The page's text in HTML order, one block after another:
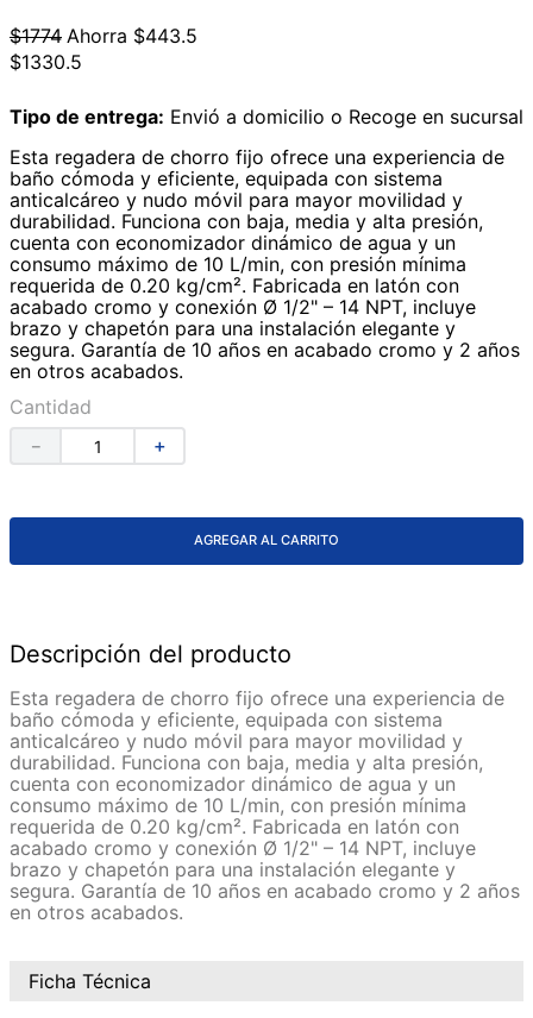
$1774 Ahorra $443.5
$1330.5
Tipo de entrega: Envió a domicilio o Recoge en sucursal
Esta regadera de chorro fijo ofrece una experiencia de
baño cómoda y eficiente, equipada con sistema
anticalcáreo y nudo móvil para mayor movilidad y
durabilidad. Funciona con baja, media y alta presión,
cuenta con economizador dinámico de agua y un
consumo máximo de 10 L/min, con presión mínima
requerida de 0.20 kg/cm². Fabricada en latón con
acabado cromo y conexión Ø 1/2" – 14 NPT, incluye
brazo y chapetón para una instalación elegante y
segura. Garantía de 10 años en acabado cromo y 2 años
en otros acabados.
Cantidad
＋
－
AGREGAR AL CARRITO
Descripción del producto
Esta regadera de chorro fijo ofrece una experiencia de
baño cómoda y eficiente, equipada con sistema
anticalcáreo y nudo móvil para mayor movilidad y
durabilidad. Funciona con baja, media y alta presión,
cuenta con economizador dinámico de agua y un
consumo máximo de 10 L/min, con presión mínima
requerida de 0.20 kg/cm². Fabricada en latón con
acabado cromo y conexión Ø 1/2" – 14 NPT, incluye
brazo y chapetón para una instalación elegante y
segura. Garantía de 10 años en acabado cromo y 2 años
en otros acabados.
Ficha Técnica
lavabos